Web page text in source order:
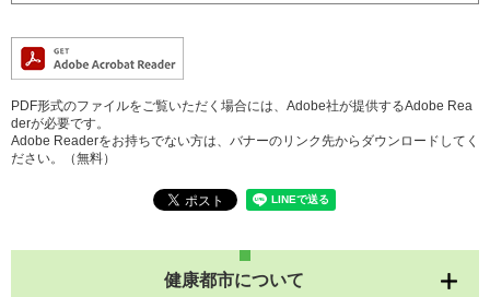
PDF形式のファイルをご覧いただく場合には、Adobe社が提供するAdobe Rea
derが必要です。
Adobe Readerをお持ちでない方は、バナーのリンク先からダウンロードしてく
ださい。（無料）
健康都市について